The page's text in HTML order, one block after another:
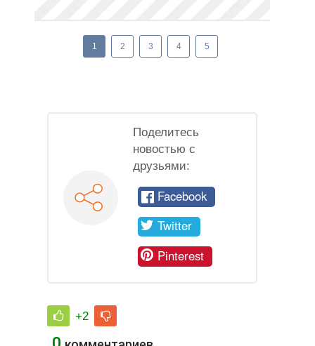
1 2 3 4 5
Поделитесь
новостью с
друзьями:
Facebook
Twitter
Pinterest
+2